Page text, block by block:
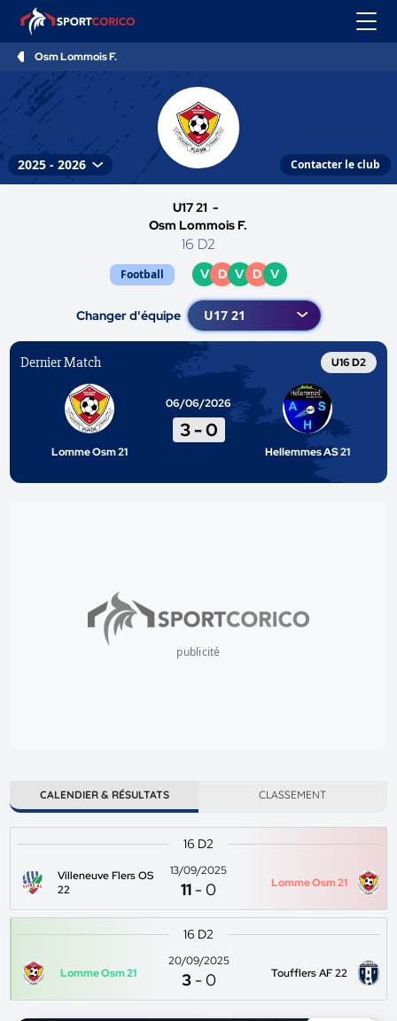
Osm Lommois F.
Contacter le club
U17 21 -
Osm Lommois F.
16 D2
Football V D V D V
Changer d'équipe
Dernier Match U16 D2
Lomme Osm 21
06/06/2026
3-0
Hellemmes AS 21
publicité
CALENDIER & RÉSULTATS CLASSEMENT
16 D2
Villeneuve Flers OS
22
13/09/2025
11 -0 Lomme Osm 21
16 D2
Lomme Osm 21
20/09/2025
3 -0 Toufflers AF 22